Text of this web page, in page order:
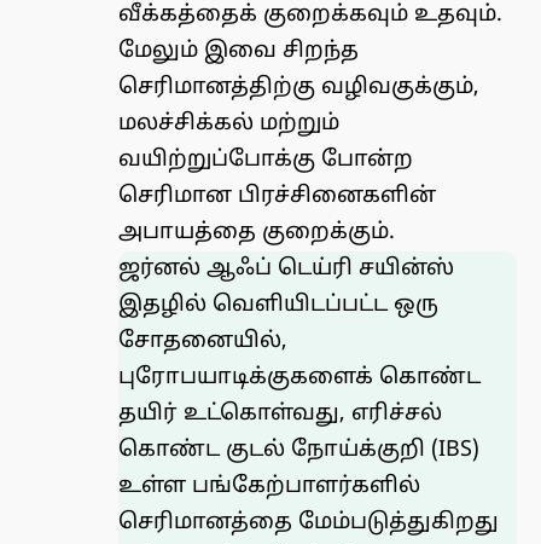
வீக்கத்தைக் குறைக்கவும் உதவும்.
மேலும் இவை சிறந்த
செரிமானத்திற்கு வழிவகுக்கும்,
மலச்சிக்கல் மற்றும்
வயிற்றுப்போக்கு போன்ற
செரிமான பிரச்சினைகளின்
அபாயத்தை குறைக்கும்.
ஜர்னல் ஆஃப் டெய்ரி சயின்ஸ்
இதழில் வெளியிடப்பட்ட ஒரு
சோதனையில்,
புரோபயாடிக்குகளைக் கொண்ட
தயிர் உட்கொள்வது, எரிச்சல்
கொண்ட குடல் நோய்க்குறி (IBS)
உள்ள பங்கேற்பாளர்களில்
செரிமானத்தை மேம்படுத்துகிறது